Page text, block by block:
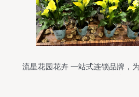
流星花园花卉 一站式连锁品牌，